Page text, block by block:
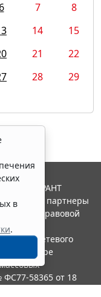
6 7
8
14
15
21
22
28
29
в
.
ГАРАНТ
и ее партнеры
правовой
сетевого
в сфере
58365 от 18